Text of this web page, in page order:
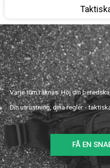
Varje tum räknas: Höj din
Din utrustning, dina regler -
FÅ EN